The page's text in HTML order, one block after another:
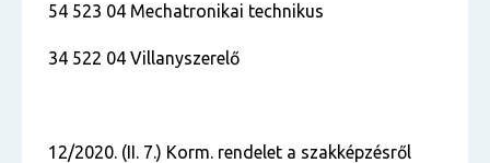
54 523 04 Mechatronikai technikus
34 522 04 Villanyszerelő
12/2020. (II. 7.) Korm. rendelet a szakképzésről